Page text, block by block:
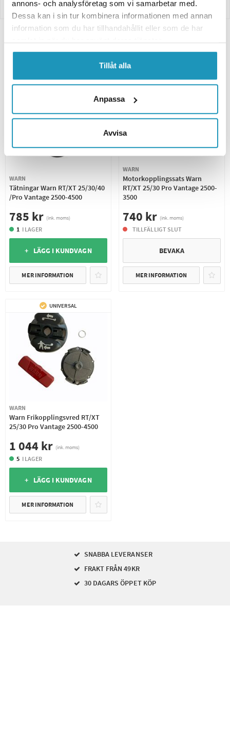
annons- och analysföretag som vi samarbetar med.
Dessa kan i sin tur kombinera informationen med annan
information som du har tillhandahållit eller som de har
Tillåt alla
Anpassa
Avvisa
Betalning
Relaterade produkter
WARN
Tätningar Warn RT/XT 25/30/40
/Pro Vantage 2500-4500
785 kr (ink. moms)
1 I LAGER
+ LÄGG I KUNDVAGN
MER INFORMATION
WARN
Motorkopplingssats Warn
RT/XT 25/30 Pro Vantage 2500-
3500
740 kr (ink. moms)
TILLFÄLLIGT SLUT
BEVAKA
MER INFORMATION
UNIVERSAL
WARN
Warn Frikopplingsvred RT/XT
25/30 Pro Vantage 2500-4500
1 044 kr (ink. moms)
5 I LAGER
+ LÄGG I KUNDVAGN
MER INFORMATION
SNABBA LEVERANSER
FRAKT FRÅN 49KR
30 DAGARS ÖPPET KÖP